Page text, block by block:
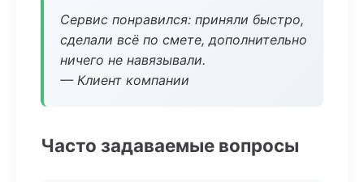
Сервис понравился: приняли быстро,
сделали всё по смете, дополнительно
ничего не навязывали.
— Клиент компании
Часто задаваемые вопросы